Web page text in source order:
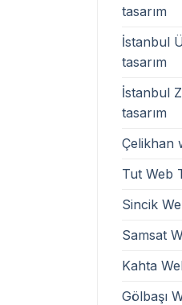
tasarım
İstanbul
tasarım
İstanbul
tasarım
Çelikhan
Tut Web
Sincik
Samsat
Kahta
Gölbaşı